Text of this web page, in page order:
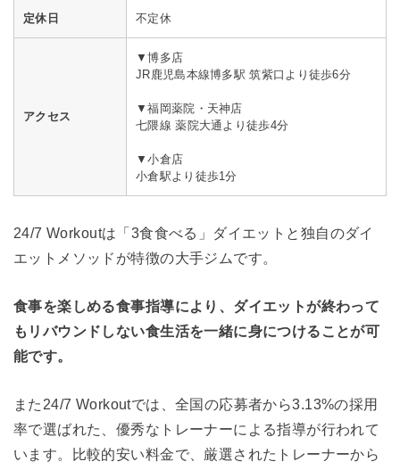
定休日 不定休
アクセス
▼博多店
JR鹿児島本線博多駅 筑紫口より徒歩6分
▼福岡薬院・天神店
七隈線 薬院大通より徒歩4分
▼小倉店
小倉駅より徒歩1分
24/7 Workoutは「3食食べる」ダイエットと独自のダイ
エットメソッドが特徴の大手ジムです。
食事を楽しめる食事指導により、ダイエットが終わって
もリバウンドしない食生活を一緒に身につけることが可
能です。
また24/7 Workoutでは、全国の応募者から3.13%の採用
率で選ばれた、優秀なトレーナーによる指導が行われて
います。比較的安い料金で、厳選されたトレーナーから